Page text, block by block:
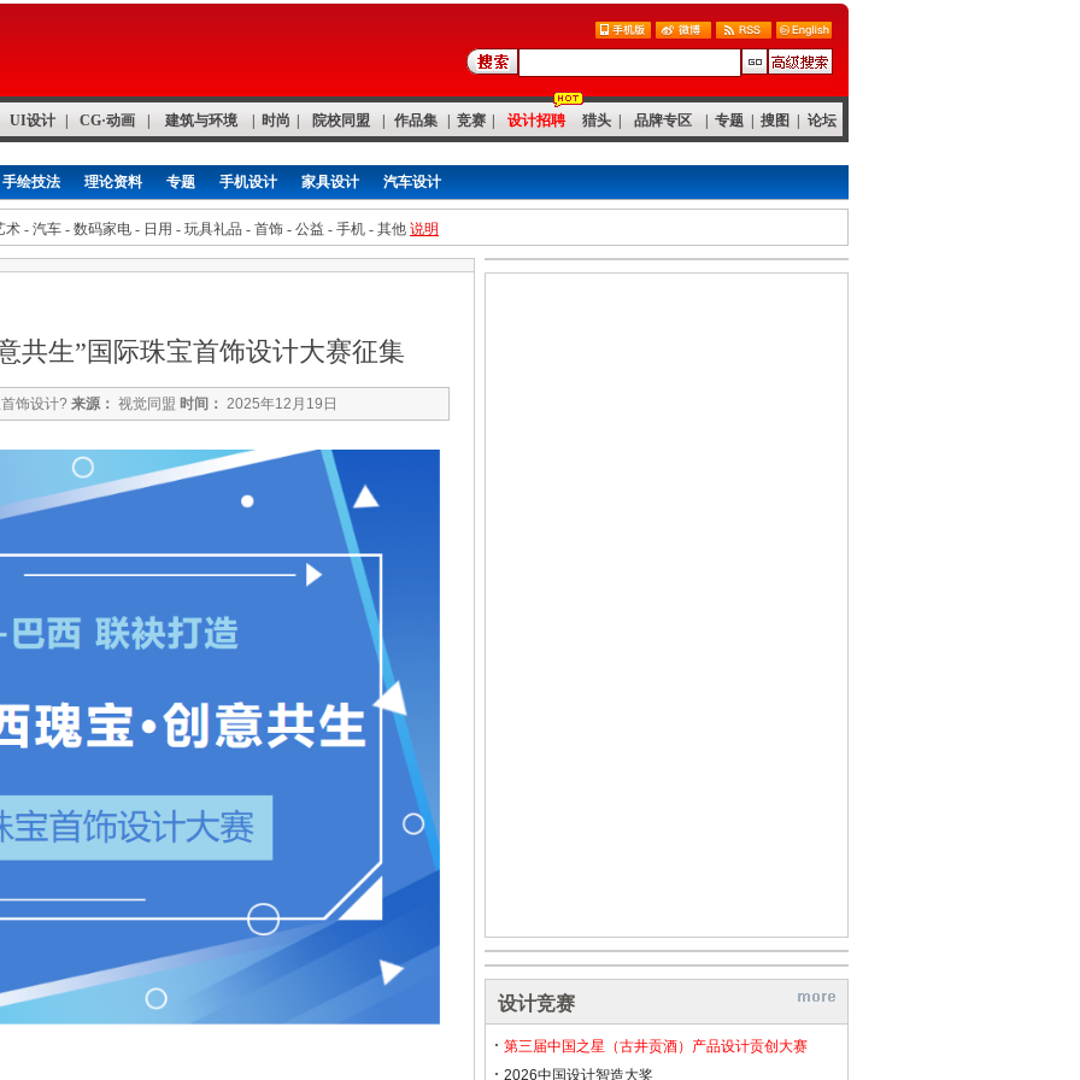
UI设计 CG·动画 建筑与环境 时尚 院校同盟 作品集 竞赛 设计招聘 猎头 品牌专区 专题 搜图 论坛
手绘技法 理论资料 专题 手机设计 家具设计 汽车设计
术 - 汽车 - 数码家电 - 日用 - 玩具礼品 - 首饰 - 公益 - 手机 - 其他 说明
共生”国际珠宝首饰设计大赛征集
饰设计? 来源： 视觉同盟 时间： 2025年12月19日
设计竞赛
第三届中国之星（古井贡酒）产品设计贡创大赛
2026中国设计智造大奖